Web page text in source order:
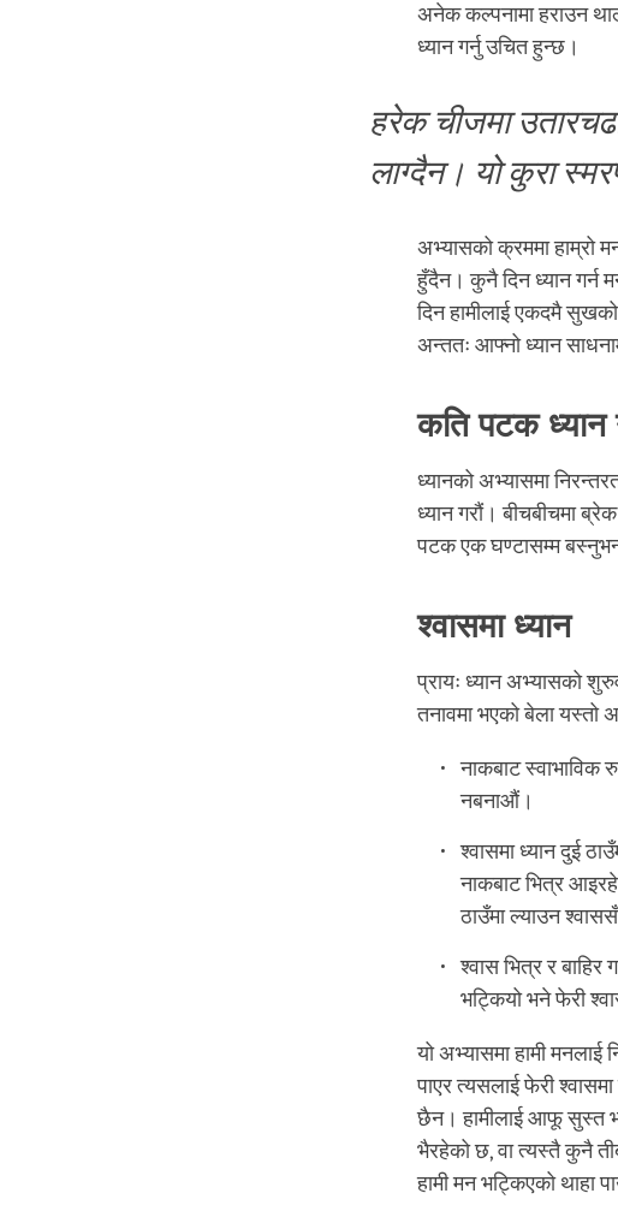
अनेक कल्पनामा हराउन
ध्यान गर्नु उचित हुन्छ।
हरेक चीजमा
लाग्दैन। यो कुरा
अभ्यासको क्रममा हाम्रो
हुँदैन। कुनै दिन ध्यान गर्न
दिन हामीलाई एकदमै
अन्ततः आफ्नो ध्यान
कति पटक ध्यान
ध्यानको अभ्यासमा
ध्यान गरौं। बीचबीचमा
पटक एक घण्टासम्म
श्वासमा ध्यान
प्रायः ध्यान अभ्यासको
तनावमा भएको बेला यस्तो
नाकबाट स्वाभाविक
नबनाऔं।
श्वासमा ध्यान दुई
नाकबाट भित्र
ठाउँमा ल्याउन
श्वास भित्र र
भट्कियो भने फेरी
यो अभ्यासमा हामी मनलाई
पाएर त्यसलाई फेरी
छैन। हामीलाई आफू सुस्त
भैरहेको छ, वा त्यस्तै कुनै
हामी मन भट्किएको थाहा